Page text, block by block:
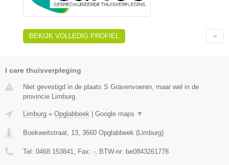
BEKIJK VOLLEDIG PROFIEL
I care thuisverpleging
Niet gevestigd in de plaats S Gravenvoeren, maar wel in de
provincie Limburg.
Limburg » Opglabbeek | Google maps ▼
Boekweitstraat, 13 3660 Opglabbeek (Limburg)
Tel: 0468 153841 , Fax: - , BTW-nr: be0843261778